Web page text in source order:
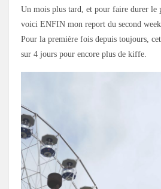
Un mois plus tard, et pour faire durer le
voici ENFIN mon report du second
Pour la première fois depuis toujours,
sur 4 jours pour encore plus de kiffe.